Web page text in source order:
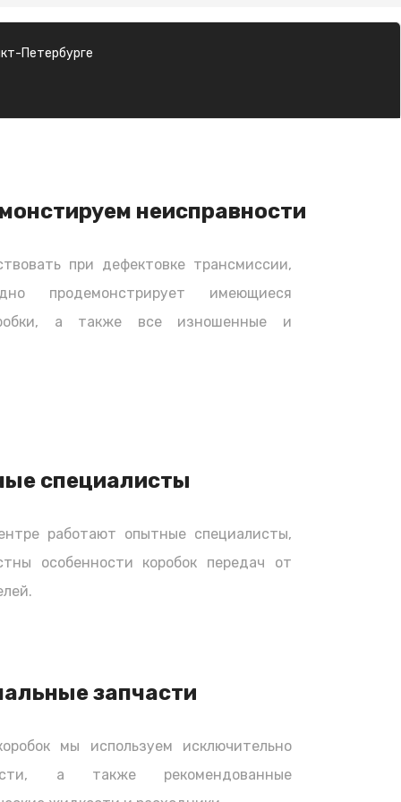
Петербурге
неисправности
при дефектовке трансмиссии,
продемонстрирует имеющиеся
а также все изношенные и
специалисты
работают опытные специалисты,
особенности коробок передач от
запчасти
мы используем исключительно
а также рекомендованные